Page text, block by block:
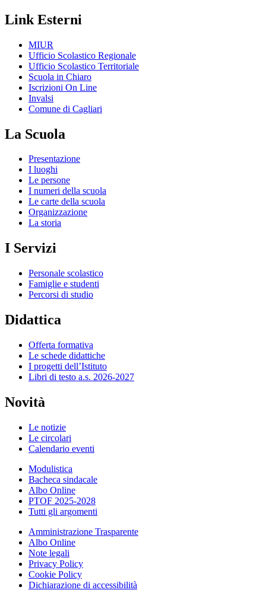
Link Esterni
MIUR
Ufficio Scolastico Regionale
Ufficio Scolastico Territoriale
Scuola in Chiaro
Iscrizioni On Line
Invalsi
Comune di Cagliari
La Scuola
Presentazione
I luoghi
Le persone
I numeri della scuola
Le carte della scuola
Organizzazione
La storia
I Servizi
Personale scolastico
Famiglie e studenti
Percorsi di studio
Didattica
Offerta formativa
Le schede didattiche
I progetti dell’Istituto
Libri di testo a.s. 2026-2027
Novità
Le notizie
Le circolari
Calendario eventi
Modulistica
Bacheca sindacale
Albo Online
PTOF 2025-2028
Tutti gli argomenti
Amministrazione Trasparente
Albo Online
Note legali
Privacy Policy
Cookie Policy
Dichiarazione di accessibilità